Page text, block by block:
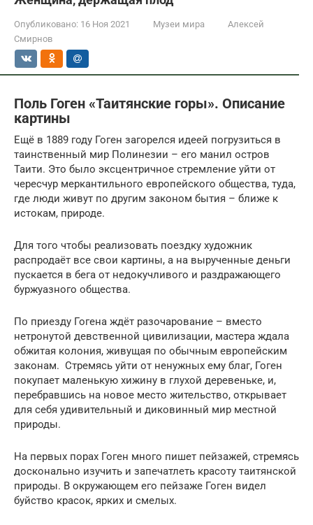
Опубликовано: 16 Ноя 2021 Музеи мира
Алексей
Смирнов
Поль Гоген «Таитянские горы». Описание
картины
Ещё в 1889 году Гоген загорелся идеей погрузиться в
таинственный мир Полинезии – его манил остров
Таити. Это было эксцентричное стремление уйти от
чересчур меркантильного европейского общества, туда,
где люди живут по другим законом бытия – ближе к
истокам, природе.
Для того чтобы реализовать поездку художник
распродаёт все свои картины, а на вырученные деньги
пускается в бега от недокучливого и раздражающего
буржуазного общества.
По приезду Гогена ждёт разочарование – вместо
нетронутой девственной цивилизации, мастера ждала
обжитая колония, живущая по обычным европейским
законам. Стремясь уйти от ненужных ему благ, Гоген
покупает маленькую хижину в глухой деревеньке, и,
перебравшись на новое место жительство, открывает
для себя удивительный и диковинный мир местной
природы.
На первых порах Гоген много пишет пейзажей, стремясь
досконально изучить и запечатлеть красоту таитянской
природы. В окружающем его пейзаже Гоген видел
буйство красок, ярких и смелых.